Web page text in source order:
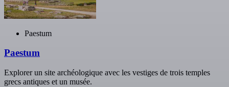
Paestum
Paestum
Explorer un site archéologique avec les vestiges de trois temples
grecs antiques et un musée.